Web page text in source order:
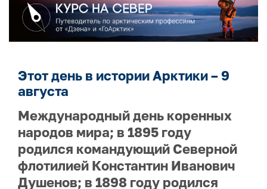
Этот день в истории Арктики – 9
августа
Международный день коренных
народов мира; в 1895 году
родился командующий Северной
флотилией Константин Иванович
Душенов; в 1898 году родился